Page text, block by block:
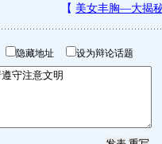
隐藏地址 设为辩论话题